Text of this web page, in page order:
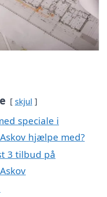
skjul
speciale i
hjælpe med?
3 tilbud på